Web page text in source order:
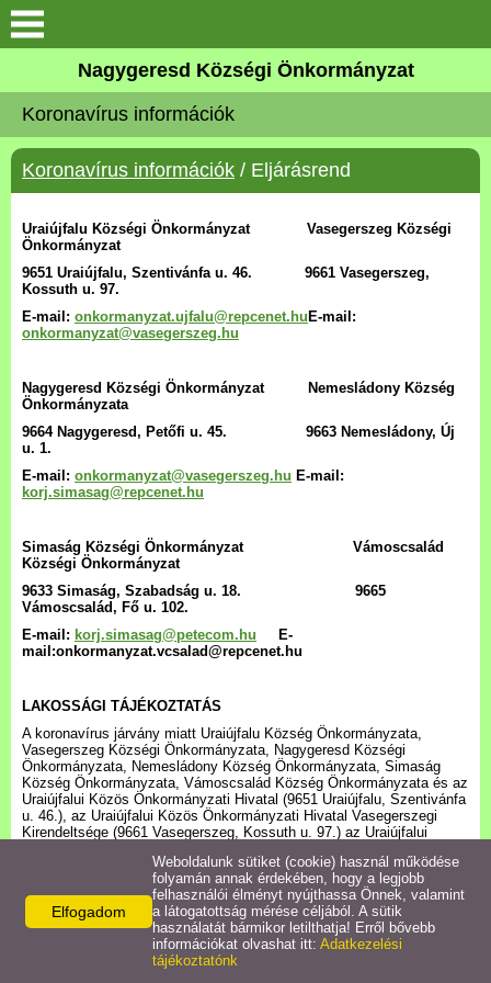
Keresés
Bemutatkozás
Elérhetőségek
Képek
Választási Információk
Pályázatok
Hírek
Határozatok/Rendeletek
Bursa Hungarica Pályázat
Nyilvántartások
Letöltések
Linkek
Nagygeresd Községi Önkormányzat
Koronavírus információk
Koronavírus információk / Eljárásrend
Uraiújfalu Községi Önkormányzat Vasegerszeg Községi
Önkormányzat
9651 Uraiújfalu, Szentivánfa u. 46. 9661 Vasegerszeg,
Kossuth u. 97.
E-mail: onkormanyzat.ujfalu@repcenet.hu E-mail:
onkormanyzat@vasegerszeg.hu
Nagygeresd Községi Önkormányzat Nemesládony Község
Önkormányzata
9664 Nagygeresd, Petőfi u. 45. 9663 Nemesládony, Új
u. 1.
E-mail: onkormanyzat@vasegerszeg.hu E-mail:
korj.simasag@repcenet.hu
Simaság Községi Önkormányzat Vámoscsalád
Községi Önkormányzat
9633 Simaság, Szabadság u. 18. 9665
Vámoscsalád, Fő u. 102.
E-mail: korj.simasag@petecom.hu E-
mail:onkormanyzat.vcsalad@repcenet.hu
LAKOSSÁGI TÁJÉKOZTATÁS
A koronavírus járvány miatt Uraiújfalu Község Önkormányzata,
Vasegerszeg Községi Önkormányzata, Nagygeresd Községi
Önkormányzata, Nemesládony Község Önkormányzata, Simaság
Község Önkormányzata, Vámoscsalád Község Önkormányzata és az
Uraiújfalui Közös Önkormányzati Hivatal (9651 Uraiújfalu, Szentivánfa
u. 46.), az Uraiújfalui Közös Önkormányzati Hivatal Vasegerszegi
Kirendeltsége (9661 Vasegerszeg, Kossuth u. 97.) az Uraiújfalui
Simaság, Szabadság u. 18.)
kéri Tisztelt Ügyfeleit,
hogy az Uraiújfalui Közös Önkormányzati Hivatalt
elsősorban előzetes egyeztetést követően,
Elfogadom
Weboldalunk sütiket (cookie) használ működése
folyamán annak érdekében, hogy a legjobb
felhasználói élményt nyújthassa Önnek, valamint
a látogatottság mérése céljából. A sütik
használatát bármikor letilthatja! Erről bővebb
információkat olvashat itt: Adatkezelési
tájékoztatónk